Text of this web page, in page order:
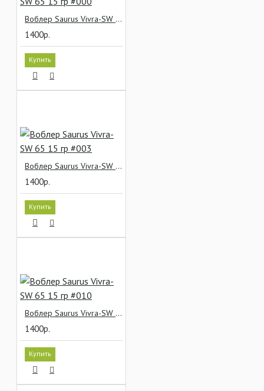
Воблер Saurus Vivra-SW 65 15 гр #000
1400р.
Купить
Воблер Saurus Vivra-SW 65 15 гр #003
1400р.
Купить
Воблер Saurus Vivra-SW 65 15 гр #010
1400р.
Купить